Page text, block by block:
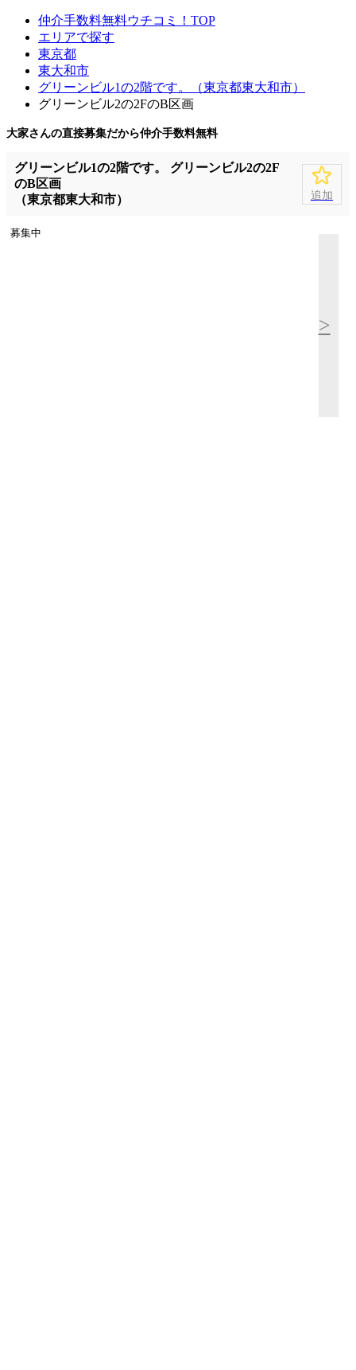
仲介手数料無料ウチコミ！TOP
エリアで探す
東京都
東大和市
グリーンビル1の2階です。（東京都東大和市）
グリーンビル2の2FのB区画
大家さんの直接募集だから仲介手数料無料
グリーンビル1の2階です。 グリーンビル2の2F
のB区画
（東京都東大和市）
追加
募集中
>